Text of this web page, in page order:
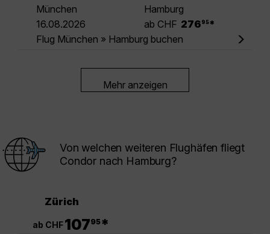
München
Hamburg
16.08.2026
ab CHF 276 95 *
Flug München » Hamburg buchen
Mehr anzeigen
Von welchen weiteren Flughäfen fliegt
Condor nach Hamburg?
Zürich
ab CHF10795*